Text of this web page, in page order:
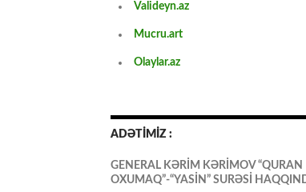
Valideyn.az
Mucru.art
Olaylar.az
ADƏTİMİZ :
GENERAL KƏRİM KƏRİMOV “QURAN
OXUMAQ”-“YASİN” SURƏSİ